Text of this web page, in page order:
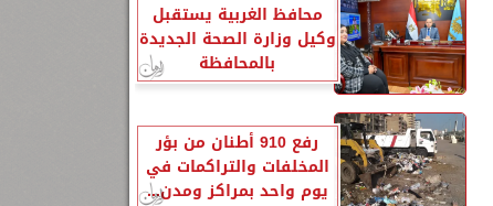
محافظ الغربية يستقبل
وكيل وزارة الصحة الجديدة
بالمحافظة
رفع 910 أطنان من بؤر
المخلفات والتراكمات في
يوم واحد بمراكز ومدن...